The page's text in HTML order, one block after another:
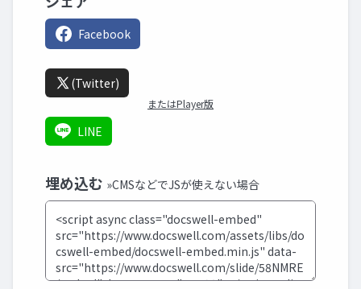
Facebook
(Twitter)
またはPlayer版
LINE
埋め込む »CMSなどでJSが使えない場合